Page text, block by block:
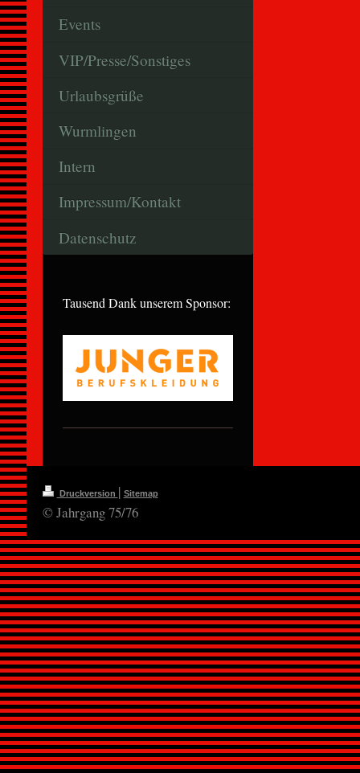
Events
VIP/Presse/Sonstiges
Urlaubsgrüße
Wurmlingen
Intern
Impressum/Kontakt
Datenschutz
Tausend Dank unserem Sponsor:
Druckversion | Sitemap
© Jahrgang 75/76